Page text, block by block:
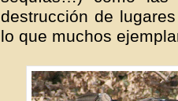
destrucción de
lo que muchos